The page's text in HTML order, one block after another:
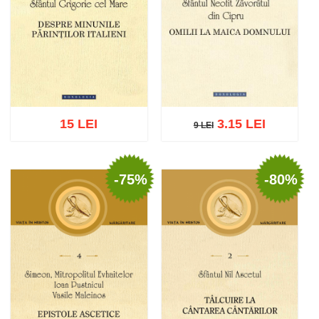
Adaugă în coș Wishlist
15 LEI 9 LEI
Adaugă în coș Wishlist
9 LEI3.15 LEI
-75% -80%